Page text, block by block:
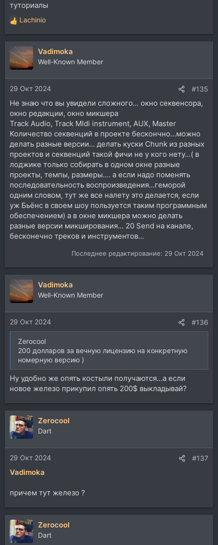
туториалы
Р
е
а
к
ц
и
и
:
Lachinio
Vadimoka
Well-Known Member
29 Окт 2024 #135
Не знаю что вы увидели сложного... окно секвенсора,
окно редакции, окно микшера
Track Audio, Track MIdi instrument, AUX, Master
Количество секвенций в проекте бескончно...можно
делать разные версии... делать куски Chunk из разных
проектов и секвенций такой фичи не у кого нету...( в
лоджике только собирать в одном окне разные
проекты, темпы, размеры.... а если надо поменять
последовательность воспроизведения...геморой
одним словом, тут же все налету это делается, если
уж Бьёнс в своем шоу пользуется таким программным
обеспечением) а в окне микшера можно делать
разные версии микширования... 20 Send на канале,
бесконечно треков и инструментов...
Последнее редактирование: 29 Окт 2024
Vadimoka
Well-Known Member
29 Окт 2024 #136
Zerocool
200 долларов за вечную лицензию на конкретную
номерную версию )
Ну удобно же опять костыли получаются...а если
новое железо прикупил опять 200$ выкладывай?
Zerocool
Dart
29 Окт 2024 #137
Vadimoka
причем тут железо ?
Zerocool
Dart